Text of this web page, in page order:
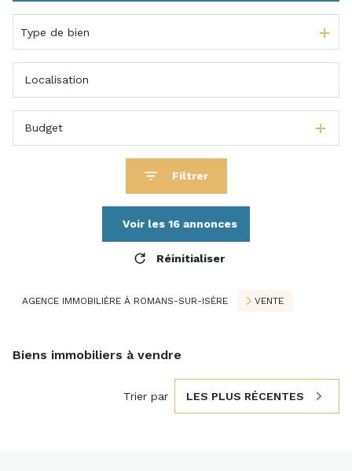
Type de bien
Budget
Filtrer
Voir les 16 annonces
Réinitialiser
AGENCE IMMOBILIÈRE À ROMANS-SUR-ISÈRE VENTE
Biens immobiliers à vendre
Trier par LES PLUS RÉCENTES